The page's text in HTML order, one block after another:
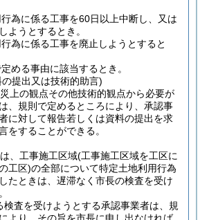
為に係る工事を60日以上中断し、又は
ようとするとき。
為に係る工事を廃止しようとすると
める事由に該当するとき。
提出又は技術的助言)
上の観点その他技術的観点から必要が
、規則で定めるところにより、承認事
に対して報告若しくは資料の提出を求
をすることができる。
、工事施工区域(工事施工区域を工区に
工区)の全部について特定土地利用行為
たときは、遅滞なく市長の検査を受け
検査を受けようとする承認事業者は、規